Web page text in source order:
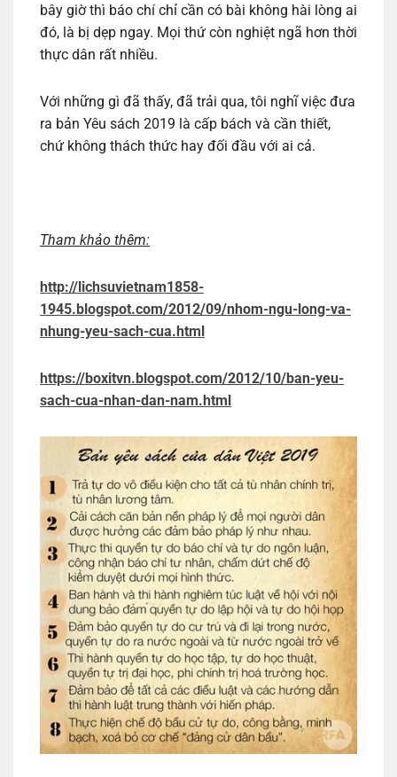
bây giờ thì báo chí chỉ cần có bài không hài lòng ai
đó, là bị dẹp ngay. Mọi thứ còn nghiệt ngã hơn thời
thực dân rất nhiều.
Với những gì đã thấy, đã trải qua, tôi nghĩ việc đưa
ra bản Yêu sách 2019 là cấp bách và cần thiết,
chứ không thách thức hay đối đầu với ai cả.
Tham khảo thêm:
http://lichsuvietnam1858-
1945.blogspot.com/2012/09/nhom-ngu-long-va-
nhung-yeu-sach-cua.html
https://boxitvn.blogspot.com/2012/10/ban-yeu-
sach-cua-nhan-dan-nam.html